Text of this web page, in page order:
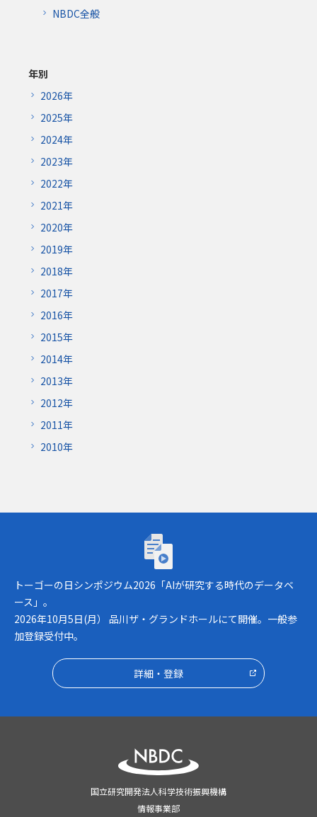
NBDC全般
年別
2026年
2025年
2024年
2023年
2022年
2021年
2020年
2019年
2018年
2017年
2016年
2015年
2014年
2013年
2012年
2011年
2010年
トーゴーの日シンポジウム2026「AIが研究
トーゴーの日シンポジウム2026「AIが研究する時代のデータベ
ース」。
2026年10月5日(月） 品川ザ・グランドホールにて開催。一般参
加登録受付中。
詳細・登録
国立研究開発法人科学技術振興機構
情報事業部